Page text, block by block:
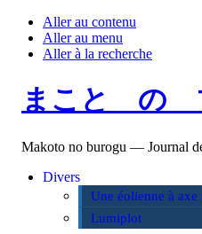
Aller au contenu
Aller au menu
Aller à la recherche
まこと の
Makoto no burogu — Journal
Divers
Une éolienne à axe
Lumiplot